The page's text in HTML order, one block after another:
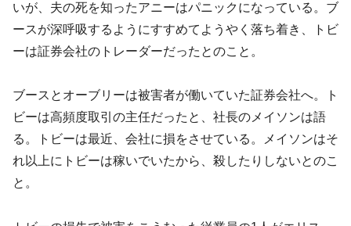
いが、夫の死を知ったアニーはパニックになっている。ブ
ースが深呼吸するようにすすめてようやく落ち着き、トビ
ーは証券会社のトレーダーだったとのこと。
ブースとオーブリーは被害者が働いていた証券会社へ。ト
ビーは高頻度取引の主任だったと、社長のメイソンは語
る。トビーは最近、会社に損をさせている。メイソンはそ
れ以上にトビーは稼いでいたから、殺したりしないとのこ
と。